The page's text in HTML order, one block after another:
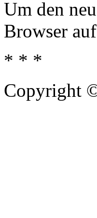
Um den
Browser
* * *
Copyright